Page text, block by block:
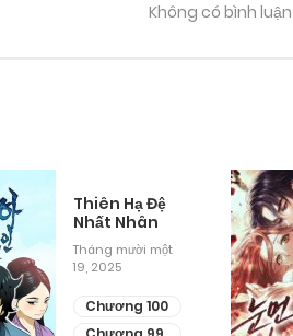
Không có bình
Thiên Hạ Đệ
Nhất Nhân
Tháng mười một
19, 2025
Chương 100